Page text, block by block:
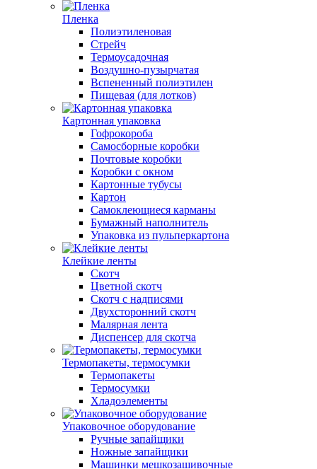
Пленка
Полиэтиленовая
Стрейч
Термоусадочная
Воздушно-пузырчатая
Вспененный полиэтилен
Пищевая (для лотков)
Картонная упаковка
Гофрокороба
Самосборные коробки
Почтовые коробки
Коробки с окном
Картонные тубусы
Картон
Самоклеющиеся карманы
Бумажный наполнитель
Упаковка из пульперкартона
Клейкие ленты
Скотч
Цветной скотч
Скотч с надписями
Двухсторонний скотч
Малярная лента
Диспенсер для скотча
Термопакеты, термосумки
Термопакеты
Термосумки
Хладоэлементы
Упаковочное оборудование
Ручные запайщики
Ножные запайщики
Машинки мешкозашивочные